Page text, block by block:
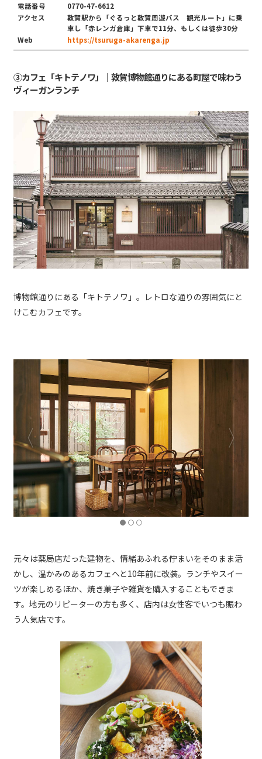
電話番号
0770-47-6612
アクセス
敦賀駅から「ぐるっと敦賀周遊バス 観光ルート」に乗
車し「赤レンガ倉庫」下車で11分、もしくは徒歩30分
Web
https://tsuruga-akarenga.jp
③カフェ「キトテノワ」｜敦賀博物館通りにある町屋で味わう
ヴィーガンランチ
博物館通りにある「キトテノワ」。レトロな通りの雰囲気にと
けこむカフェです。
元々は薬局店だった建物を、情緒あふれる佇まいをそのまま活
かし、温かみのあるカフェへと10年前に改装。ランチやスイー
ツが楽しめるほか、焼き菓子や雑貨を購入することもできま
す。地元のリピーターの方も多く、店内は女性客でいつも賑わ
う人気店です。